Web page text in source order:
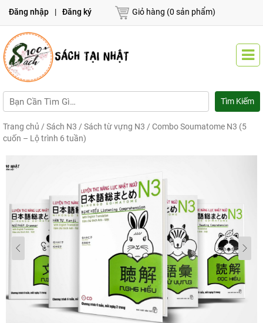
Đăng nhập | Đăng ký Giỏ hàng (0 sản phẩm)
Trang chủ / Sách N3 / Sách từ vựng N3 / Combo Soumatome N3 (5
cuốn – Lộ trình 6 tuần)